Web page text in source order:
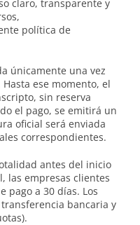
claro, transparente y
política de
únicamente una vez
ese momento, el
sin reserva
el pago, se emitirá un
oficial será enviada
correspondientes.
antes del inicio
las empresas clientes
pago a 30 días. Los
bancaria y